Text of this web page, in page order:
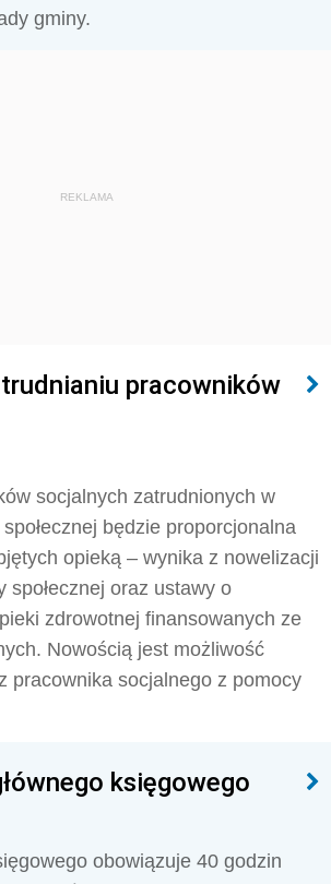
gminy.
REKLAMA
pracowników
socjalnych zatrudnionych w
będzie proporcjonalna
opieką – wynika z nowelizacji
społecznej oraz ustawy o
zdrowotnej finansowanych ze
Nowością jest możliwość
pracownika socjalnego z pomocy
księgowego
obowiązuje 40 godzin